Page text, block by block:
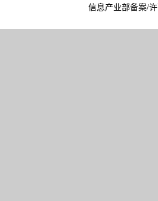
信息产业部备案/